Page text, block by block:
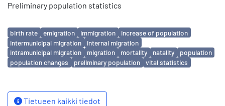
Preliminary population statistics
Avainsanat
birth rate emigration immigration
increase of population
intermunicipal migration
internal migration
intramunicipal migration
migration mortality natality
population
population changes
preliminary population vital statistics
Tietueen kaikki tiedot